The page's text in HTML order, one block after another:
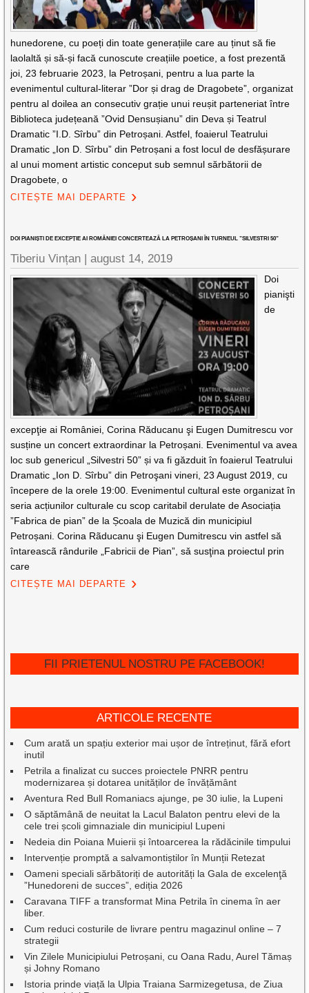
hunedorene, cu poeți din toate generațiile care au ținut să fie
laolaltă și să-și facă cunoscute creațiile poetice, a fost prezentă
joi, 23 februarie 2023, la Petroșani, pentru a lua parte la
evenimentul cultural-literar ”Dor și drag de Dragobete”, organizat
pentru al doilea an consecutiv grație unui reușit parteneriat între
Biblioteca județeană ”Ovid Densușianu” din Deva și Teatrul
Dramatic ”I.D. Sîrbu” din Petroșani. Astfel, foaierul Teatrului
Dramatic „Ion D. Sîrbu” din Petroșani a fost locul de desfășurare
al unui moment artistic conceput sub semnul sărbătorii de
Dragobete, o
CITEȘTE MAI DEPARTE
DOI PIANIȘTI DE EXCEPȚIE AI ROMÂNIEI CONCERTEAZĂ LA PETROȘANI ÎN TURNEUL ”SILVESTRI 50”
Tiberiu Vințan |august 14, 2019
Doi
pianişti
de
excepţie ai României, Corina Răducanu şi Eugen Dumitrescu vor
susține un concert extraordinar la Petroșani. Evenimentul va avea
loc sub genericul „Silvestri 50” și va fi găzduit în foaierul Teatrului
Dramatic „Ion D. Sîrbu” din Petroşani vineri, 23 August 2019, cu
începere de la orele 19:00. Evenimentul cultural este organizat în
seria acțiunilor culturale cu scop caritabil derulate de Asociația
”Fabrica de pian” de la Școala de Muzică din municipiul
Petroșani. Corina Rãducanu şi Eugen Dumitrescu vin astfel să
întareascã rândurile „Fabricii de Pian”, sǎ susţina proiectul prin
care
CITEȘTE MAI DEPARTE
FII PRIETENUL NOSTRU PE FACEBOOK!
ARTICOLE RECENTE
Cum arată un spațiu exterior mai ușor de întreținut, fără efort
inutil
Petrila a finalizat cu succes proiectele PNRR pentru
modernizarea și dotarea unităților de învățământ
Aventura Red Bull Romaniacs ajunge, pe 30 iulie, la Lupeni
O săptămână de neuitat la Lacul Balaton pentru elevi de la
cele trei școli gimnaziale din municipiul Lupeni
Nedeia din Poiana Muierii și întoarcerea la rădăcinile timpului
Intervenție promptă a salvamontiștilor în Munții Retezat
Oameni speciali sărbătoriți de autorități la Gala de excelenţă
”Hunedoreni de succes”, ediția 2026
Caravana TIFF a transformat Mina Petrila în cinema în aer
liber.
Cum reduci costurile de livrare pentru magazinul online – 7
strategii
Vin Zilele Municipiului Petroșani, cu Oana Radu, Aurel Tămaș
și Johny Romano
Istoria prinde viață la Ulpia Traiana Sarmizegetusa, de Ziua